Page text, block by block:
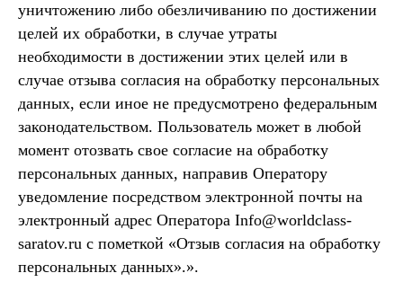
уничтожению либо обезличиванию по достижении
целей их обработки, в случае утраты
необходимости в достижении этих целей или в
случае отзыва согласия на обработку персональных
данных, если иное не предусмотрено федеральным
законодательством. Пользователь может в любой
момент отозвать свое согласие на обработку
персональных данных, направив Оператору
уведомление посредством электронной почты на
электронный адрес Оператора Info@worldclass-
saratov.ru с пометкой «Отзыв согласия на обработку
персональных данных».».